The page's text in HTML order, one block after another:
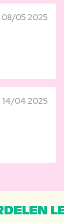
08/05 2025
14/04 2025